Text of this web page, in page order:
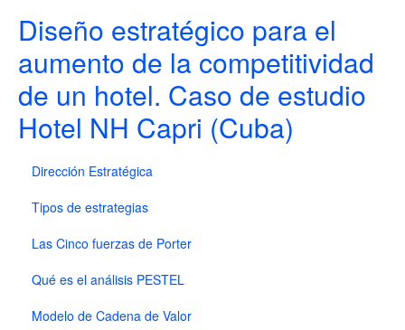
Diseño estratégico para el
aumento de la competitividad
de un hotel. Caso de estudio
Hotel NH Capri (Cuba)
Dirección Estratégica
Tipos de estrategias
Las Cinco fuerzas de Porter
Qué es el análisis PESTEL
Modelo de Cadena de Valor